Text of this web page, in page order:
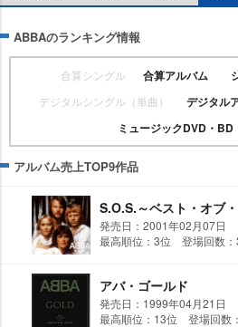
ABBAのランキング情報
合算シングル 合算アルバム
デジタルシングル（単曲） デジタル
ミュージックDVD・BD
アルバム売上TOP9作品
S.O.S.～ベスト・オブ
発売日：2001年02月07日
最高順位：3位 登場回数：
アバ・ゴールド
発売日：1999年04月21日
最高順位：13位 登場回数